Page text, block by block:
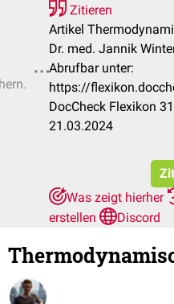
Zitieren
Artikel
Dr. med. Jannik
Abrufbar unter:
https://
DocCheck Flexikon
21.03.2024
Was zeigt hierher
erstellen
Discord